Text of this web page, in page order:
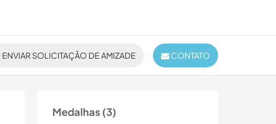
ENVIAR SOLICITAÇÃO DE AMIZADE CONTATO
Medalhas (3)